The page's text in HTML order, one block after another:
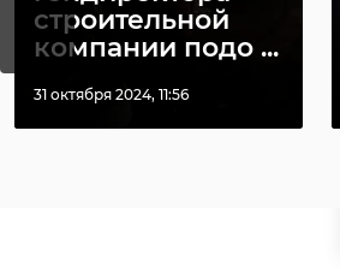
строительной
компании подо ...
31 октября 2024, 11:56